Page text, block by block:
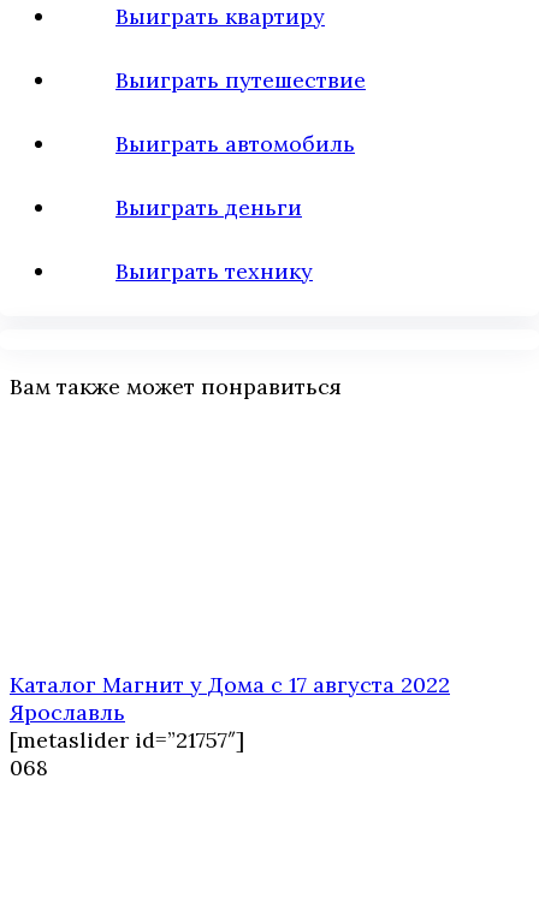
Выиграть квартиру
Выиграть путешествие
Выиграть автомобиль
Выиграть деньги
Выиграть технику
Вам также может понравиться
Каталог Магнит у Дома с 17 августа 2022
Ярославль
[metaslider id=”21757″]
068